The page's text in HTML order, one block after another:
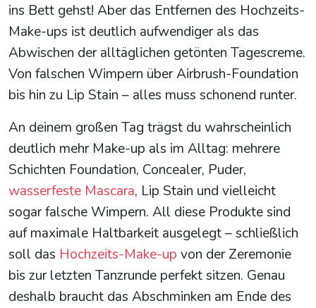
ins Bett gehst! Aber das Entfernen des Hochzeits-
Make-ups ist deutlich aufwendiger als das
Abwischen der alltäglichen getönten Tagescreme.
Von falschen Wimpern über Airbrush-Foundation
bis hin zu Lip Stain – alles muss schonend runter.
An deinem großen Tag trägst du wahrscheinlich
deutlich mehr Make-up als im Alltag: mehrere
Schichten Foundation, Concealer, Puder,
wasserfeste Mascara, Lip Stain und vielleicht
sogar falsche Wimpern. All diese Produkte sind
auf maximale Haltbarkeit ausgelegt – schließlich
soll das Hochzeits-Make-up von der Zeremonie
bis zur letzten Tanzrunde perfekt sitzen. Genau
deshalb braucht das Abschminken am Ende des